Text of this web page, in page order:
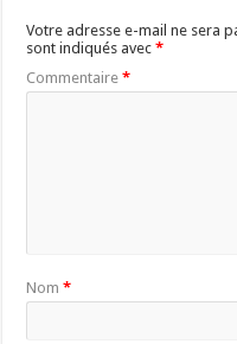
Votre adresse e-mail ne sera
sont indiqués avec*
Commentaire*
Nom*